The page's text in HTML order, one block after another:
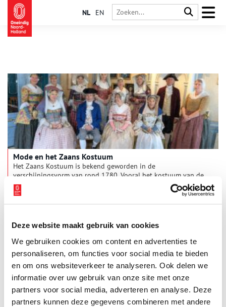
Deze website maakt gebruik van cookies
We gebruiken cookies om content en advertenties te
personaliseren, om functies voor social media te bieden
en om ons websiteverkeer te analyseren. Ook delen we
informatie over uw gebruik van onze site met onze
partners voor social media, adverteren en analyse. Deze
partners kunnen deze gegevens combineren met andere
NL EN
Mode en het Zaans Kostuum
Het Zaans Kostuum is bekend geworden in de
verschijningsvorm van rond 1780. Vooral het kostuum van de
vrouw, jak en rok breed silhouet, kostbare stoffen, oorijzer,
sieraden en de kaper spreekt tot de verbeelding. De mannen
droegen het gangbare driedelige kostuum, lange jas,
bloeiperiode tussen ca. 1750 en 1850. Het accent ligt wel op
de tijd rond 1780. Uit deze periode zijn de meeste publicaties
geweest en is ook de meeste kleding bewaard gebleven. Het
Zaans Museum heeft een prachtige collectie van deze kleding.